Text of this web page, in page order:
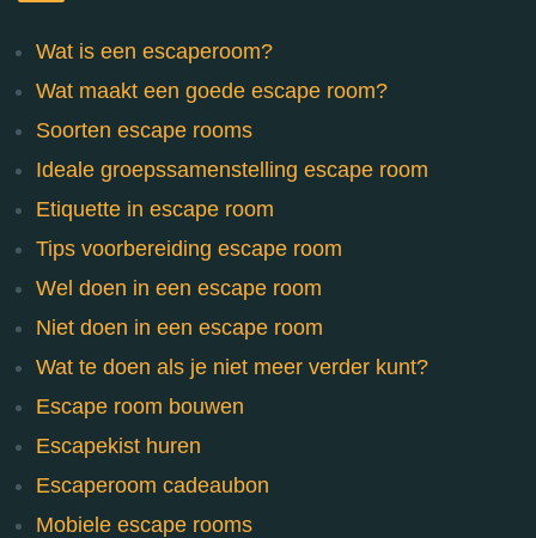
Wat is een escaperoom?
Wat maakt een goede escape room?
Soorten escape rooms
Ideale groepssamenstelling escape room
Etiquette in escape room
Tips voorbereiding escape room
Wel doen in een escape room
Niet doen in een escape room
Wat te doen als je niet meer verder kunt?
Escape room bouwen
Escapekist huren
Escaperoom cadeaubon
Mobiele escape rooms